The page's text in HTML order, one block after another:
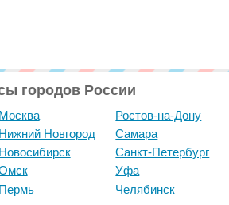
городов России
Москва
Нижний Новгород
Новосибирск
Пермь
Ростов-на-Дону
Самара
Санкт-Петербург
Уфа
Челябинск